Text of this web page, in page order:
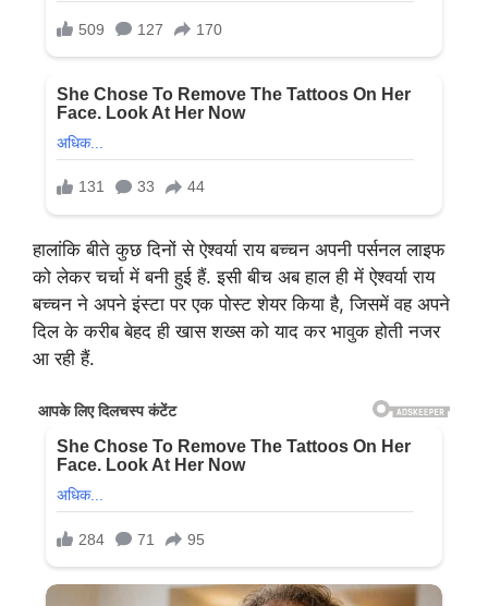
हालांकि बीते कुछ दिनों से ऐश्वर्या राय बच्चन अपनी पर्सनल लाइफ
को लेकर चर्चा में बनी हुई हैं. इसी बीच अब हाल ही में ऐश्वर्या राय
बच्चन ने अपने इंस्टा पर एक पोस्ट शेयर किया है, जिसमें वह अपने
दिल के करीब बेहद ही खास शख्स को याद कर भावुक होती नजर
आ रही हैं.